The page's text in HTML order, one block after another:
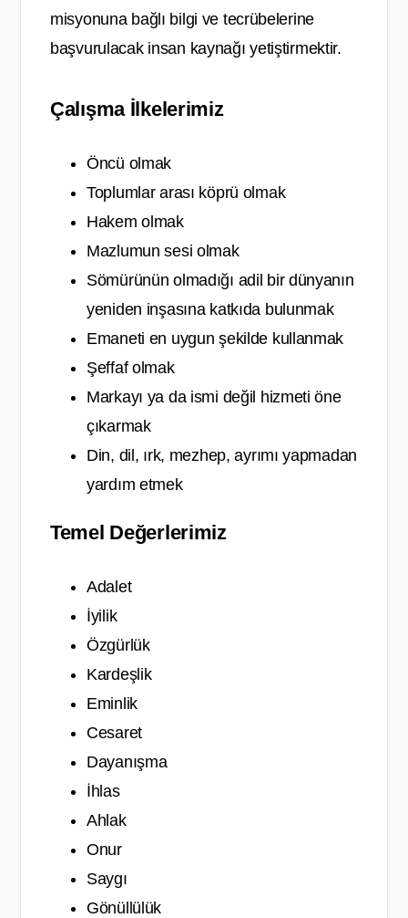
misyonuna bağlı bilgi ve tecrübelerine
başvurulacak insan kaynağı yetiştirmektir.
Çalışma İlkelerimiz
Öncü olmak
Toplumlar arası köprü olmak
Hakem olmak
Mazlumun sesi olmak
Sömürünün olmadığı adil bir dünyanın
yeniden inşasına katkıda bulunmak
Emaneti en uygun şekilde kullanmak
Şeffaf olmak
Markayı ya da ismi değil hizmeti öne
çıkarmak
Din, dil, ırk, mezhep, ayrımı yapmadan
yardım etmek
Temel Değerlerimiz
Adalet
İyilik
Özgürlük
Kardeşlik
Eminlik
Cesaret
Dayanışma
İhlas
Ahlak
Onur
Saygı
Gönüllülük